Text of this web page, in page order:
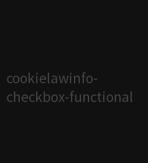
cookielawinfo-
checkbox-functional